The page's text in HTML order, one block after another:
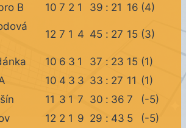
B 10 7 2 1 39 : 21 16 (4)
12 7 1 4 45 : 27 15 (3)
10 6 3 1 37 : 23 15 (1)
10 4 3 3 33 : 27 11 (1)
11 3 1 7 30 : 36 7
(-5)
12 2 1 9 29 : 43 5 (-5)